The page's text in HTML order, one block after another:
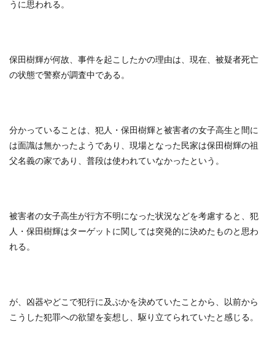
うに思われる。
保田樹輝が何故、事件を起こしたかの理由は、現在、被疑者死亡
の状態で警察が調査中である。
分かっていることは、犯人・保田樹輝と被害者の女子高生と間に
は面識は無かったようであり、現場となった民家は保田樹輝の祖
父名義の家であり、普段は使われていなかったという。
被害者の女子高生が行方不明になった状況などを考慮すると、犯
人・保田樹輝はターゲットに関しては突発的に決めたものと思わ
れる。
が、凶器やどこで犯行に及ぶかを決めていたことから、以前から
こうした犯罪への欲望を妄想し、駆り立てられていたと感じる。